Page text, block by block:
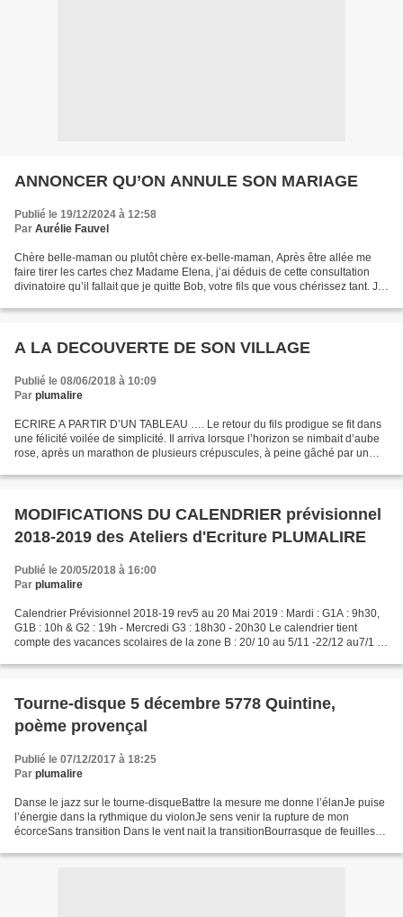
ANNONCER QU’ON ANNULE SON MARIAGE
Publié le 19/12/2024 à 12:58
Par Aurélie Fauvel
Chère belle-maman ou plutôt chère ex-belle-maman, Après être allée me
faire tirer les cartes chez Madame Elena, j’ai déduis de cette consultation
divinatoire qu’il fallait que je quitte Bob, votre fils que vous chérissez tant. Je
A LA DECOUVERTE DE SON VILLAGE
Publié le 08/06/2018 à 10:09
Par plumalire
ECRIRE A PARTIR D’UN TABLEAU …. Le retour du fils prodigue se fit dans
une félicité voilée de simplicité. Il arriva lorsque l’horizon se nimbait d’aube
rose, après un marathon de plusieurs crépuscules, à peine gâché par un
MODIFICATIONS DU CALENDRIER prévisionnel
2018-2019 des Ateliers d'Ecriture PLUMALIRE
Publié le 20/05/2018 à 16:00
Par plumalire
Calendrier Prévisionnel 2018-19 rev5 au 20 Mai 2019 : Mardi : G1A : 9h30,
G1B : 10h & G2 : 19h - Mercredi G3 : 18h30 - 20h30 Le calendrier tient
compte des vacances scolaires de la zone B : 20/ 10 au 5/11 -22/12 au7/1 –
Tourne-disque 5 décembre 5778 Quintine,
poème provençal
Publié le 07/12/2017 à 18:25
Par plumalire
Danse le jazz sur le tourne-disqueBattre la mesure me donne l’élanJe puise
l’énergie dans la rythmique du violonJe sens venir la rupture de mon
écorceSans transition Dans le vent nait la transitionBourrasque de feuilles